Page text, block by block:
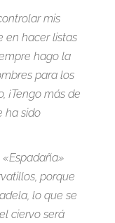
mis
en hacer listas
hago la
para los
¡Tengo más de
ha sido
porque
lo que se
ciervo será